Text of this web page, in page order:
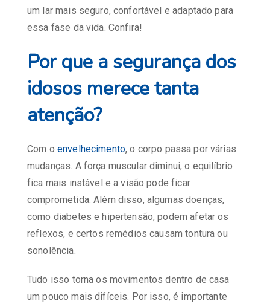
um lar mais seguro, confortável e adaptado para
essa fase da vida. Confira!
Por que a segurança dos
idosos merece tanta
atenção?
Com o envelhecimento, o corpo passa por várias
mudanças. A força muscular diminui, o equilíbrio
fica mais instável e a visão pode ficar
comprometida. Além disso, algumas doenças,
como diabetes e hipertensão, podem afetar os
reflexos, e certos remédios causam tontura ou
sonolência.
Tudo isso torna os movimentos dentro de casa
um pouco mais difíceis. Por isso, é importante